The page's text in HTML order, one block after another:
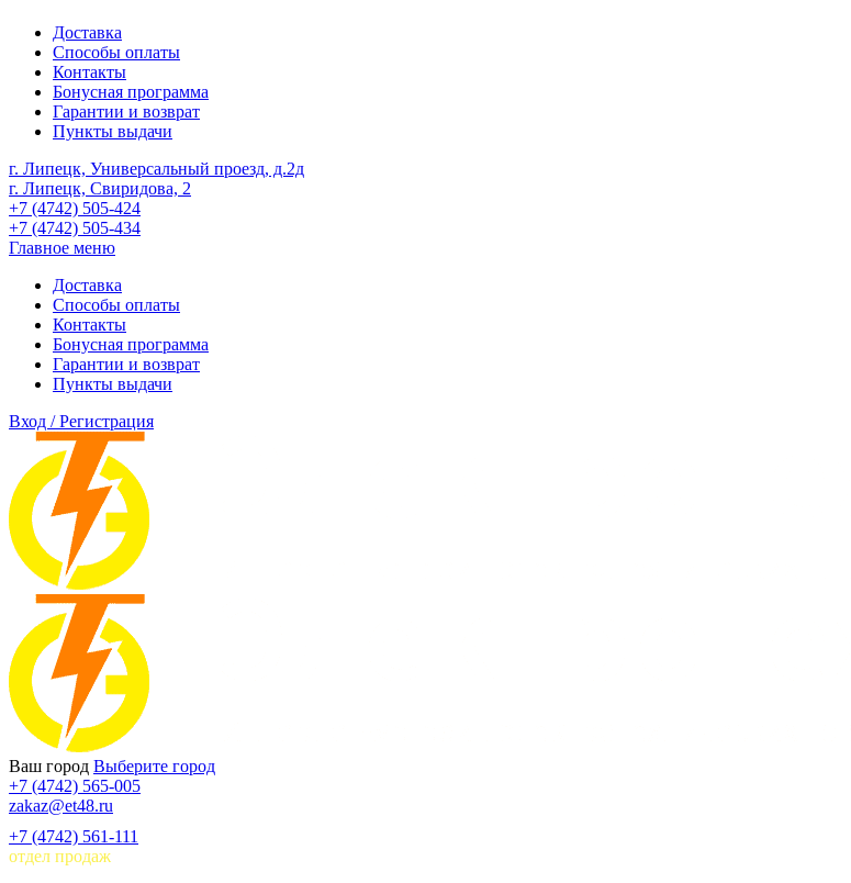
Доставка
Способы оплаты
Контакты
Бонусная программа
Гарантии и возврат
Пункты выдачи
г. Липецк, Универсальный проезд, д.2д
г. Липецк, Свиридова, 2
+7 (4742) 505-424
+7 (4742) 505-434
Главное меню
Доставка
Способы оплаты
Контакты
Бонусная программа
Гарантии и возврат
Пункты выдачи
Вход / Регистрация
Ваш город Выберите город
+7 (4742) 565-005
zakaz@et48.ru
+7 (4742) 561-111
отдел продаж